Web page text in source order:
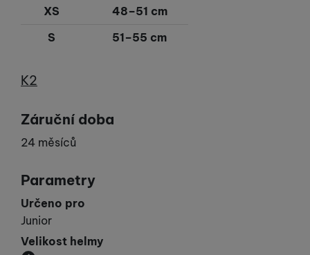
XS
48–51 cm
S
51–55 cm
Výrobce
K2
Záruční doba
24 měsíců
Parametry
Určeno pro
Junior
Velikost helmy